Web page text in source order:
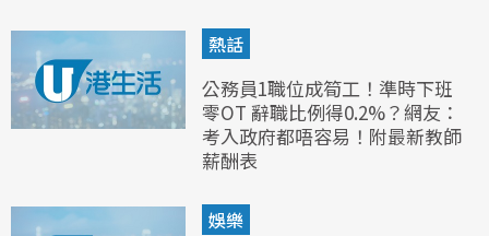
熱話
公務員1職位成筍工！準時下班
零OT 辭職比例得0.2%？網友：
考入政府都唔容易！附最新教師
薪酬表
娛樂